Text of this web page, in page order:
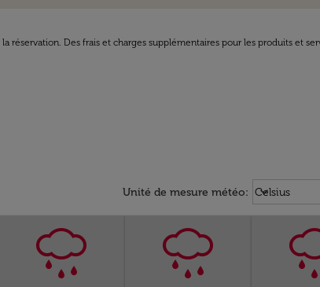
réservation. Des frais et charges supplémentaires pour les produits et
Unité de mesure météo: Weather
Celsius
keyboard_arrow_down